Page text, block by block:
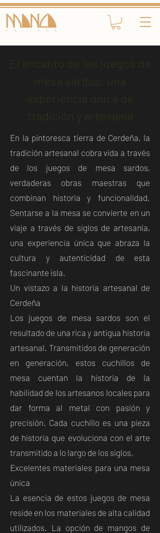
En la pintoresca tierra de Cerdeña, la
tradición artesanal cobra vida a través
de los juegos de mesa sardos,
verdaderas obras maestras que
combinan historia y funcionalidad.
Sentarse a la mesa se convierte en un
viaje a través de siglos de artesanía,
una experiencia única que abraza la
cultura y autenticidad de esta
fascinante isla.
Un vistazo a la historia artesanal de
Cerdeña
Los juegos de mesa sardos son el
resultado de una rica y antigua historia
artesanal. Transmitidos de generación
en generación, estos cuchillos de
mesa cuentan la historia de la
habilidad de los artesanos locales para
dar forma al metal con pasión y
precisión. Cada cuchillo es una pieza
de historia que evoluciona con el arte
transmitido a lo largo de los siglos.
Excelentes materiales para una mesa
única
La esencia de estos juegos de mesa
reside en los materiales de alta calidad
utilizados. La opción de mangos de